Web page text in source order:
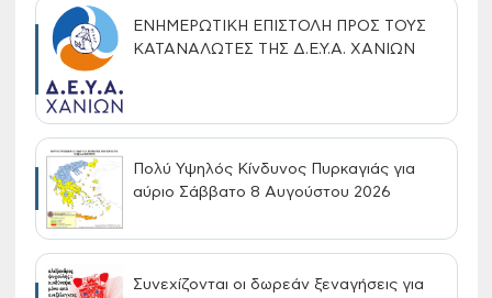
ΕΝΗΜΕΡΩΤΙΚΗ ΕΠΙΣΤΟΛΗ ΠΡΟΣ ΤΟΥΣ
ΚΑΤΑΝΑΛΩΤΕΣ ΤΗΣ Δ.Ε.Υ.Α. ΧΑΝΙΩΝ
Πολύ Υψηλός Κίνδυνος Πυρκαγιάς για
αύριο Σάββατο 8 Αυγούστου 2026
Συνεχίζονται οι δωρεάν ξεναγήσεις για